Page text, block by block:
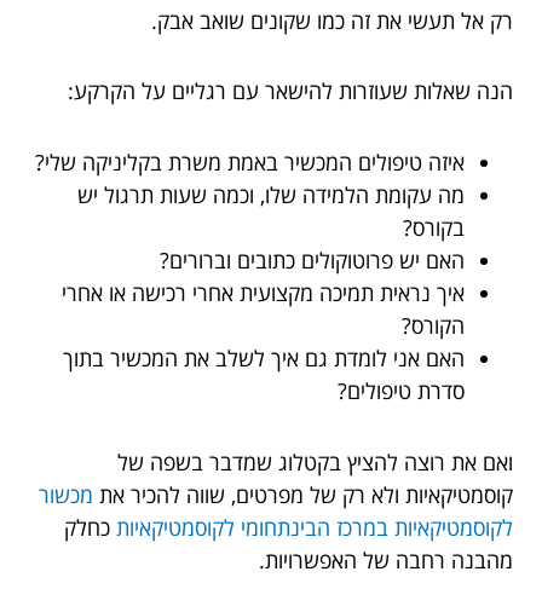
רק אל תעשי את זה כמו שקונים שואב אבק.
הנה שאלות שעוזרות להישאר עם רגליים על הקרקע:
איזה טיפולים המכשיר באמת משרת בקליניקה שלי?
מה עקומת הלמידה שלו, וכמה שעות תרגול יש
בקורס?
האם יש פרוטוקולים כתובים וברורים?
איך נראית תמיכה מקצועית אחרי רכישה או אחרי
הקורס?
האם אני לומדת גם איך לשלב את המכשיר בתוך
סדרת טיפולים?
ואם את רוצה להציץ בקטלוג שמדבר בשפה של
קוסמטיקאיות ולא רק של מפרטים, שווה להכיר את מכשור
לקוסמטיקאיות במרכז הבינתחומי לקוסמטיקאיות כחלק
מהבנה רחבה של האפשרויות.